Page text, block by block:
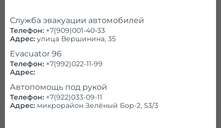
Справочник
Проконсультируем и ответим на
Служба эвакуации автомобилей
Телефон: +7(909)001-40-33
Адрес: улица Вершинина, 35
Evacuator 96
Телефон: +7(992)022-11-99
Адрес:
Автопомощь под рукой
Телефон: +7(922)033-09-11
Адрес: микрорайон Зелёный Бор-2, 53/3